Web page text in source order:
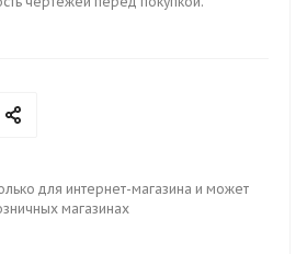
для интернет-магазина и может
магазинах